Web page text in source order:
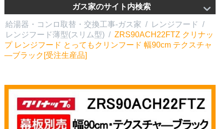
ガス家のサイト内検索
給湯器・コンロ取替・交換工事-ガス家 / レンジフード /
レンジフード薄型(スリム型) / ZRS90ACH22FTZ クリナッ
プ レンジフード とってもクリンフード 幅90cm テクスチャ
―ブラック[受注生産品]